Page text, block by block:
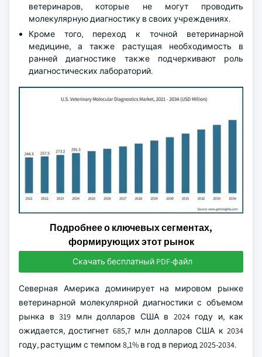
ветеринаров, которые не могут проводить
молекулярную диагностику в своих учреждениях.
Кроме того, переход к точной ветеринарной
медицине, а также растущая необходимость в
ранней диагностике также подчеркивают роль
диагностических лабораторий.
Подробнее о ключевых сегментах,
формирующих этот рынок
Скачать бесплатный PDF-файл
Северная Америка доминирует на мировом рынке
ветеринарной молекулярной диагностики с объемом
рынка в 319 млн долларов США в 2024 году и, как
ожидается, достигнет 685,7 млн долларов США к 2034
году, растущим с темпом 8,1% в год в период 2025-2034.